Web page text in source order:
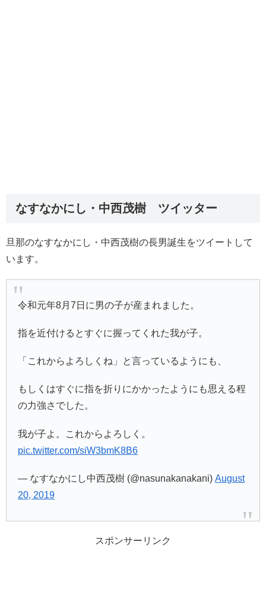
なすなかにし・中西茂樹 ツイッター
旦那のなすなかにし・中西茂樹の長男誕生をツイートして
います。
令和元年8月7日に男の子が産まれました。
指を近付けるとすぐに握ってくれた我が子。
「これからよろしくね」と言っているようにも、
もしくはすぐに指を折りにかかったようにも思える程
の力強さでした。
我が子よ。これからよろしく。
pic.twitter.com/siW3bmK8B6
— なすなかにし中西茂樹 (@nasunakanakani)August
20, 2019
スポンサーリンク